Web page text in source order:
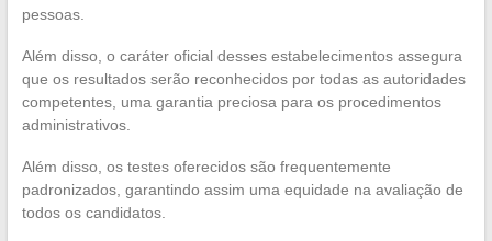
pessoas.
Além disso, o caráter oficial desses estabelecimentos assegura
que os resultados serão reconhecidos por todas as autoridades
competentes, uma garantia preciosa para os procedimentos
administrativos.
Além disso, os testes oferecidos são frequentemente
padronizados, garantindo assim uma equidade na avaliação de
todos os candidatos.